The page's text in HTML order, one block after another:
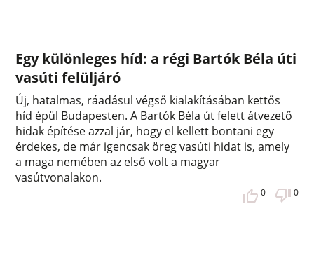
Egy különleges híd: a régi Bartók Béla úti
vasúti felüljáró
Új, hatalmas, ráadásul végső kialakításában kettős
híd épül Budapesten. A Bartók Béla út felett átvezető
hidak építése azzal jár, hogy el kellett bontani egy
érdekes, de már igencsak öreg vasúti hidat is, amely
a maga nemében az első volt a magyar
vasútvonalakon.
0 0